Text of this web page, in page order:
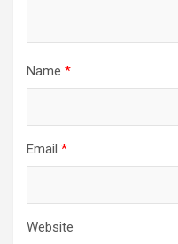
Name *
Email *
Website